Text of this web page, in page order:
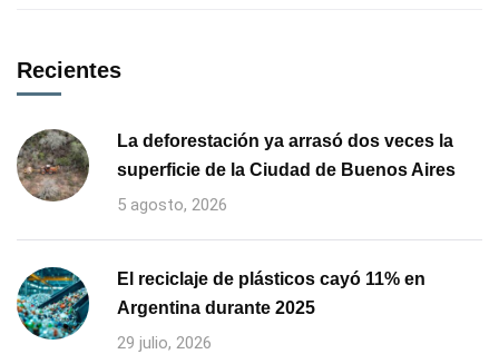
Recientes
La deforestación ya arrasó dos veces la
superficie de la Ciudad de Buenos Aires
5 agosto, 2026
El reciclaje de plásticos cayó 11% en
Argentina durante 2025
29 julio, 2026